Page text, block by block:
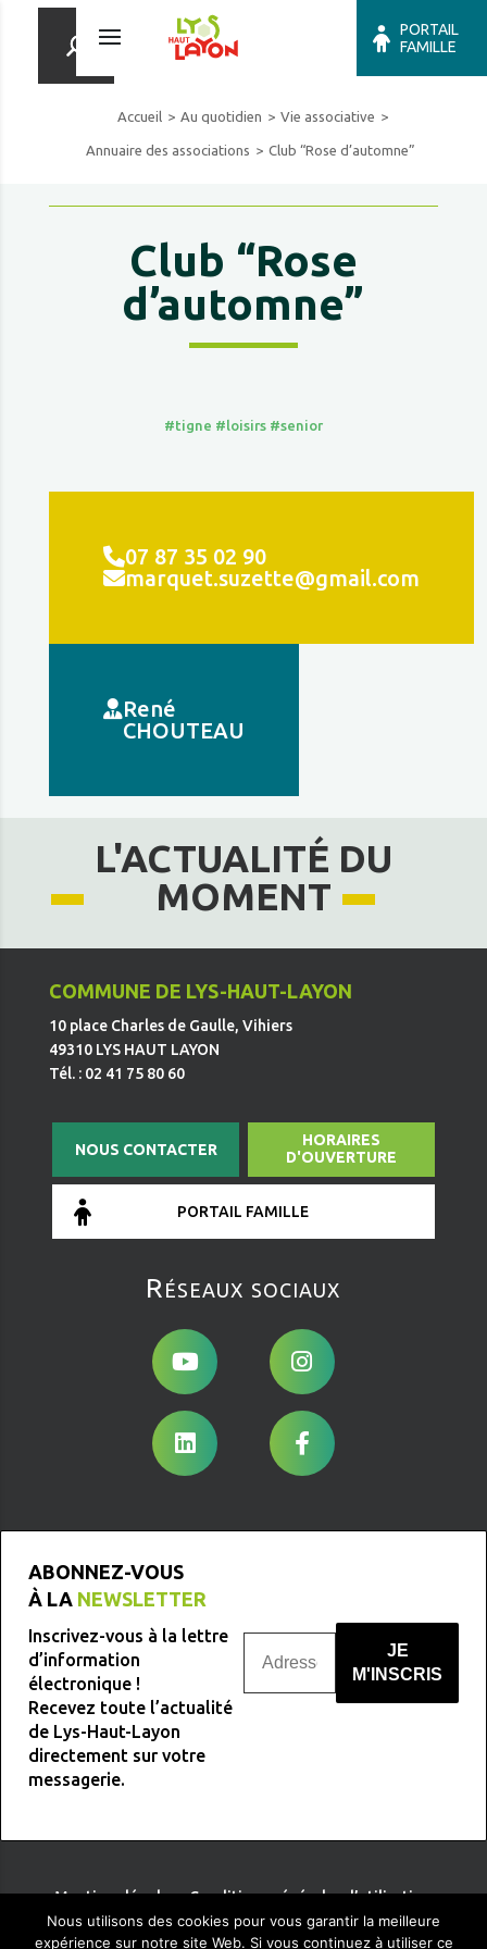
PORTAIL
FAMILLE
Accueil Au quotidien Vie associative
Annuaire des associations Club “Rose d’automne”
Club “Rose
d’automne”
#tigne #loisirs #senior
07 87 35 02 90
marquet.suzette@gmail.com
René
CHOUTEAU
L'ACTUALITÉ DU
MOMENT
COMMUNE DE LYS-HAUT-LAYON
10 place Charles de Gaulle, Vihiers
49310 LYS HAUT LAYON
Tél. : 02 41 75 80 60
NOUS CONTACTER
HORAIRES
D'OUVERTURE
PORTAIL FAMILLE
Réseaux sociaux
ABONNEZ-VOUS
À LA NEWSLETTER
Inscrivez-vous à la lettre
d’information
électronique !
Recevez toute l’actualité
de Lys-Haut-Layon
directement sur votre
messagerie.
Mentions légales-Conditions générales d’utilisation
Nous utilisons des cookies pour vous garantir la meilleure
expérience sur notre site Web. Si vous continuez à utiliser ce